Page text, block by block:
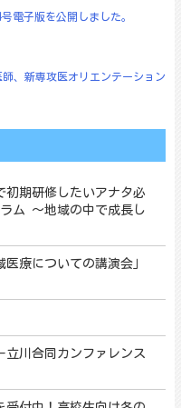
電子版を公開しました。
、新専攻医オリエンテーション
初期研修したいアナタ必
ム ～地域の中で成長し
療についての講演会」
立川合同カンファレンス